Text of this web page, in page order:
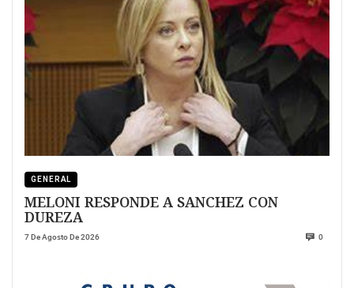
GENERAL
MELONI RESPONDE A SANCHEZ CON
DUREZA
7 De Agosto De 2026 0